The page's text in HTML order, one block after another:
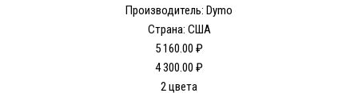
Производитель: Dymo
Страна: США
5 160.00 ₽
4 300.00 ₽
2 цвета